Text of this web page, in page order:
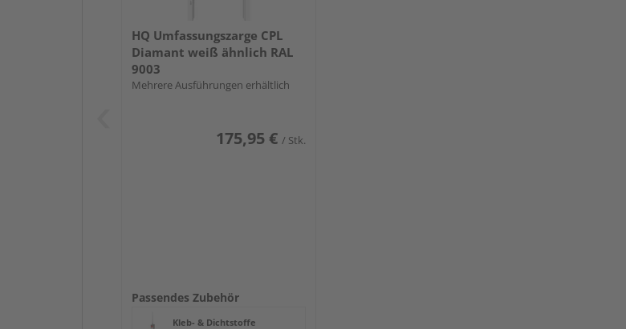
HQ Umfassungszarge CPL
Diamant weiß ähnlich RAL
9003
Mehrere Ausführungen erhältlich
175,95 € / Stk.
Passendes Zubehör
Kleb- & Dichtstoffe